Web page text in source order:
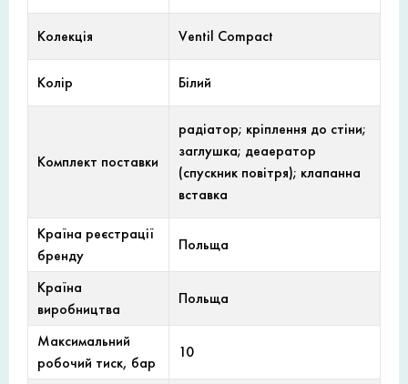
Колекція Ventil Compact
Колір Білий
Комплект поставки
радіатор; кріплення до стіни;
заглушка; деаератор
(спускник повітря); клапанна
вставка
Країна реєстрації
бренду
Польща
Країна
виробництва
Польща
Максимальний
робочий тиск, бар
10